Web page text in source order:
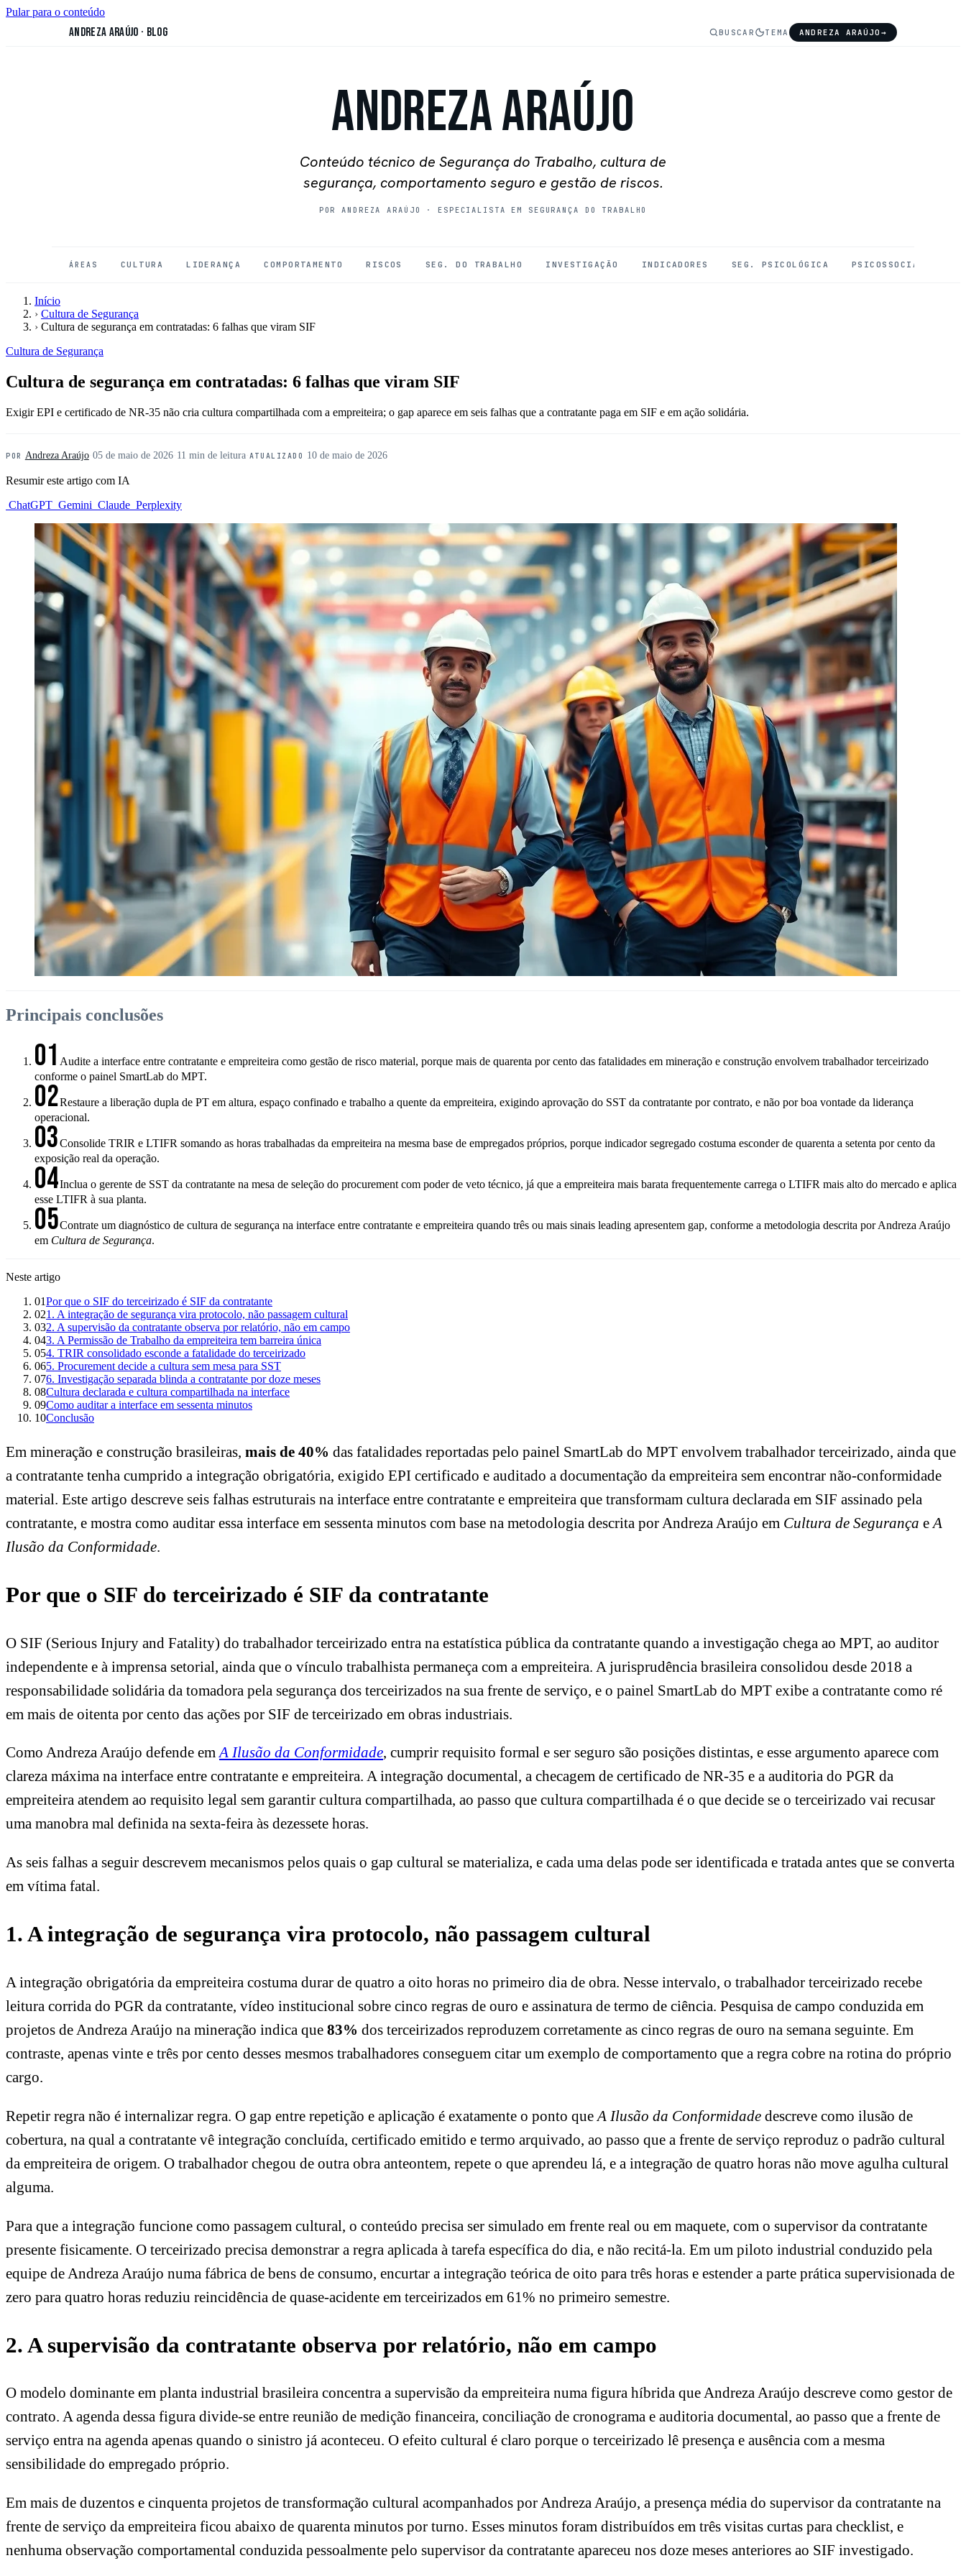
Pular para o conteúdo
Andreza Araújo · Blog BUSCAR TEMA ANDREZA ARAÚJO →
Andreza Araújo
Conteúdo técnico de Segurança do Trabalho, cultura de
segurança, comportamento seguro e gestão de riscos.
POR ANDREZA ARAÚJO · ESPECIALISTA EM SEGURANÇA DO TRABALHO
ÁREAS CULTURA LIDERANÇA COMPORTAMENTO RISCOS SEG. DO TRABALHO INVESTIGAÇÃO INDICADORES SEG. PSICOLÓGICA PSICOSSOCIAIS
Início
› Cultura de Segurança
› Cultura de segurança em contratadas: 6 falhas que viram SIF
Cultura de Segurança
Cultura de segurança em contratadas: 6 falhas que viram SIF
Exigir EPI e certificado de NR-35 não cria cultura compartilhada com a empreiteira; o gap aparece em seis falhas que a contratante paga em SIF e em ação solidária.
POR Andreza Araújo· 05 de maio de 2026· 11 min de leitura· ATUALIZADO 10 de maio de 2026
Resumir este artigo com IA
ChatGPT Gemini Claude Perplexity
Principais conclusões
01 Audite a interface entre contratante e empreiteira como gestão de risco material, porque mais de quarenta por cento das fatalidades em mineração e construção envolvem trabalhador terceirizado
conforme o painel SmartLab do MPT.
02Restaure a liberação dupla de PT em altura, espaço confinado e trabalho a quente da empreiteira, exigindo aprovação do SST da contratante por contrato, e não por boa vontade da liderança
operacional.
03Consolide TRIR e LTIFR somando as horas trabalhadas da empreiteira na mesma base de empregados próprios, porque indicador segregado costuma esconder de quarenta a setenta por cento da
exposição real da operação.
04Inclua o gerente de SST da contratante na mesa de seleção do procurement com poder de veto técnico, já que a empreiteira mais barata frequentemente carrega o LTIFR mais alto do mercado e aplica
esse LTIFR à sua planta.
05Contrate um diagnóstico de cultura de segurança na interface entre contratante e empreiteira quando três ou mais sinais leading apresentem gap, conforme a metodologia descrita por Andreza Araújo
em Cultura de Segurança.
Neste artigo
01Por que o SIF do terceirizado é SIF da contratante
021. A integração de segurança vira protocolo, não passagem cultural
032. A supervisão da contratante observa por relatório, não em campo
043. A Permissão de Trabalho da empreiteira tem barreira única
054. TRIR consolidado esconde a fatalidade do terceirizado
065. Procurement decide a cultura sem mesa para SST
076. Investigação separada blinda a contratante por doze meses
08Cultura declarada e cultura compartilhada na interface
09Como auditar a interface em sessenta minutos
10Conclusão
Em mineração e construção brasileiras, mais de 40% das fatalidades reportadas pelo painel SmartLab do MPT envolvem trabalhador terceirizado, ainda que
a contratante tenha cumprido a integração obrigatória, exigido EPI certificado e auditado a documentação da empreiteira sem encontrar não-conformidade
material. Este artigo descreve seis falhas estruturais na interface entre contratante e empreiteira que transformam cultura declarada em SIF assinado pela
contratante, e mostra como auditar essa interface em sessenta minutos com base na metodologia descrita por Andreza Araújo em Cultura de Segurança e A
Ilusão da Conformidade.
Por que o SIF do terceirizado é SIF da contratante
O SIF (Serious Injury and Fatality) do trabalhador terceirizado entra na estatística pública da contratante quando a investigação chega ao MPT, ao auditor
independente e à imprensa setorial, ainda que o vínculo trabalhista permaneça com a empreiteira. A jurisprudência brasileira consolidou desde 2018 a
responsabilidade solidária da tomadora pela segurança dos terceirizados na sua frente de serviço, e o painel SmartLab do MPT exibe a contratante como ré
em mais de oitenta por cento das ações por SIF de terceirizado em obras industriais.
Como Andreza Araújo defende em A Ilusão da Conformidade, cumprir requisito formal e ser seguro são posições distintas, e esse argumento aparece com
clareza máxima na interface entre contratante e empreiteira. A integração documental, a checagem de certificado de NR-35 e a auditoria do PGR da
empreiteira atendem ao requisito legal sem garantir cultura compartilhada, ao passo que cultura compartilhada é o que decide se o terceirizado vai recusar
uma manobra mal definida na sexta-feira às dezessete horas.
As seis falhas a seguir descrevem mecanismos pelos quais o gap cultural se materializa, e cada uma delas pode ser identificada e tratada antes que se converta
em vítima fatal.
1. A integração de segurança vira protocolo, não passagem cultural
A integração obrigatória da empreiteira costuma durar de quatro a oito horas no primeiro dia de obra. Nesse intervalo, o trabalhador terceirizado recebe
leitura corrida do PGR da contratante, vídeo institucional sobre cinco regras de ouro e assinatura de termo de ciência. Pesquisa de campo conduzida em
projetos de Andreza Araújo na mineração indica que 83% dos terceirizados reproduzem corretamente as cinco regras de ouro na semana seguinte. Em
contraste, apenas vinte e três por cento desses mesmos trabalhadores conseguem citar um exemplo de comportamento que a regra cobre na rotina do próprio
cargo.
Repetir regra não é internalizar regra. O gap entre repetição e aplicação é exatamente o ponto que A Ilusão da Conformidade descreve como ilusão de
cobertura, na qual a contratante vê integração concluída, certificado emitido e termo arquivado, ao passo que a frente de serviço reproduz o padrão cultural
da empreiteira de origem. O trabalhador chegou de outra obra anteontem, repete o que aprendeu lá, e a integração de quatro horas não move agulha cultural
alguma.
Para que a integração funcione como passagem cultural, o conteúdo precisa ser simulado em frente real ou em maquete, com o supervisor da contratante
presente fisicamente. O terceirizado precisa demonstrar a regra aplicada à tarefa específica do dia, e não recitá-la. Em um piloto industrial conduzido pela
equipe de Andreza Araújo numa fábrica de bens de consumo, encurtar a integração teórica de oito para três horas e estender a parte prática supervisionada de
zero para quatro horas reduziu reincidência de quase-acidente em terceirizados em 61% no primeiro semestre.
2. A supervisão da contratante observa por relatório, não em campo
O modelo dominante em planta industrial brasileira concentra a supervisão da empreiteira numa figura híbrida que Andreza Araújo descreve como gestor de
contrato. A agenda dessa figura divide-se entre reunião de medição financeira, conciliação de cronograma e auditoria documental, ao passo que a frente de
serviço entra na agenda apenas quando o sinistro já aconteceu. O efeito cultural é claro porque o terceirizado lê presença e ausência com a mesma
sensibilidade do empregado próprio.
Em mais de duzentos e cinquenta projetos de transformação cultural acompanhados por Andreza Araújo, a presença média do supervisor da contratante na
frente de serviço da empreiteira ficou abaixo de quarenta minutos por turno. Esses minutos foram distribuídos em três visitas curtas para checklist, e
nenhuma observação comportamental conduzida pessoalmente pelo supervisor da contratante apareceu nos doze meses anteriores ao SIF investigado.